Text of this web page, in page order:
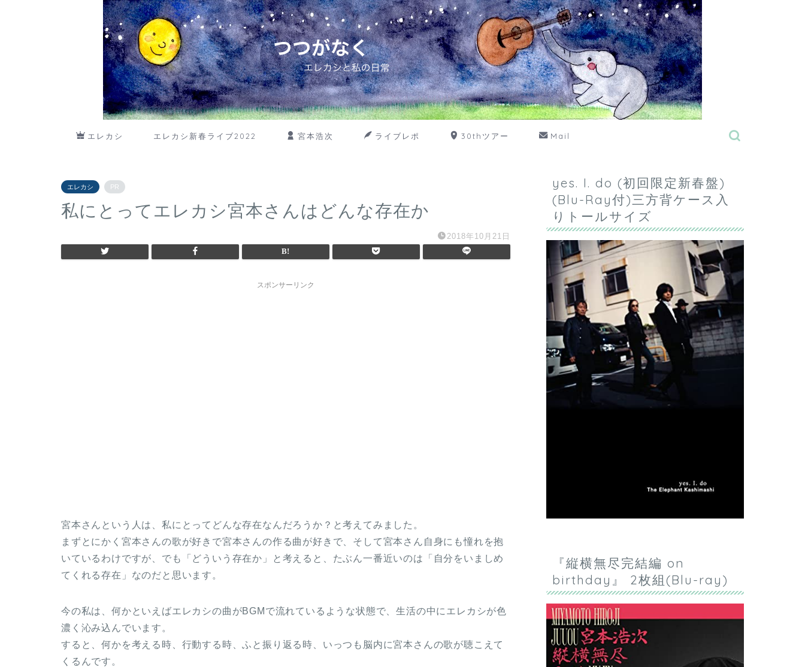
エレカシ エレカシ新春ライブ2022 宮本浩次 ライブレポ 30thツアー Mail
エレカシ PR
私にとってエレカシ宮本さんはどんな存在か
2018年10月21日
スポンサーリンク
宮本さんという人は、私にとってどんな存在なんだろうか？と考えてみました。
まずとにかく宮本さんの歌が好きで宮本さんの作る曲が好きで、そして宮本さん自身にも憧れを抱
いているわけですが、でも「どういう存在か」と考えると、たぶん一番近いのは「自分をいましめ
てくれる存在」なのだと思います。
今の私は、何かといえばエレカシの曲がBGMで流れているような状態で、生活の中にエレカシが色
濃く沁み込んでいます。
すると、何かを考える時、行動する時、ふと振り返る時、いっつも脳内に宮本さんの歌が聴こえて
くるんです。
yes. I. do (初回限定新春盤)
(Blu-Ray付)三方背ケース入
りトールサイズ
『縦横無尽完結編 on
birthday』 2枚組(Blu-ray)